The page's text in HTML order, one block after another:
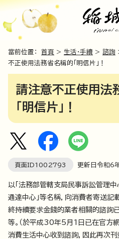
當前位置： 首頁 > 生活・手續 > 諮詢
不正使用法務省名稱的「明信片」！
請注意不正使用法
「明信片」！
頁面ID1002793 更新日令和6
以「法務部管轄支局民事訴訟管理中
通達中心」等名稱，向消費者寄送
終持續要求金錢的業者相關的諮詢
等。（於平成30年5月1日已在官方
消費生活中心收到諮詢，因此再次刊